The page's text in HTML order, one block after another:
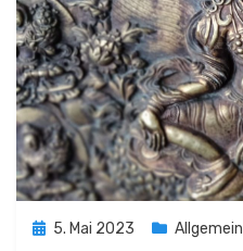
Posted
5. Mai 2023 Allgemein